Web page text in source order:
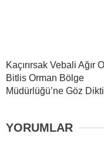
Kaçırırsak Vebali Ağır
Bitlis Orman Bölge
Müdürlüğü’ne Göz
YORUMLAR